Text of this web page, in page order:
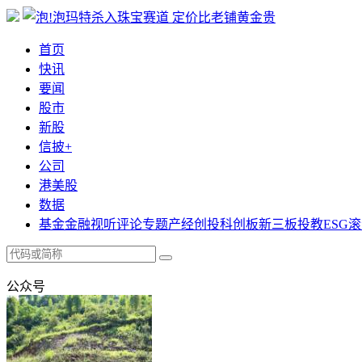
首页
快讯
要闻
股市
新股
信披+
公司
港美股
数据
基金金融视听评论专题产经创投科创板新三板投教ESG
公众号